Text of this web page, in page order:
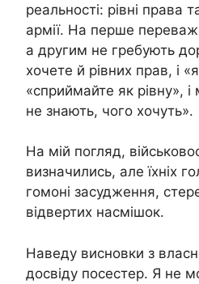
реальності: рівні права
армії. На перше
а другим не гребують
хочете й рівних прав, і
«сприймайте як рівну»,
не знають, чого хочуть».
На мій погляд,
визначились, але їхніх
гомоні засудження,
відвертих насмішок.
Наведу висновки з
досвіду посестер. Я не